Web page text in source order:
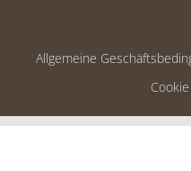
Allgemeine